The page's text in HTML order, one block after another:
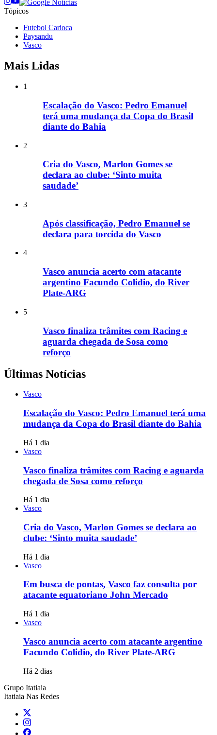
Tópicos
Futebol Carioca
Paysandu
Vasco
Mais Lidas
1
Escalação do Vasco: Pedro Emanuel
terá uma mudança da Copa do Brasil
diante do Bahia
2
Cria do Vasco, Marlon Gomes se
declara ao clube: ‘Sinto muita
saudade’
3
Após classificação, Pedro Emanuel se
declara para torcida do Vasco
4
Vasco anuncia acerto com atacante
argentino Facundo Colidio, do River
Plate-ARG
5
Vasco finaliza trâmites com Racing e
aguarda chegada de Sosa como
reforço
Últimas Notícias
Vasco
Escalação do Vasco: Pedro Emanuel terá uma
mudança da Copa do Brasil diante do Bahia
Há 1 dia
Vasco
Vasco finaliza trâmites com Racing e aguarda
chegada de Sosa como reforço
Há 1 dia
Vasco
Cria do Vasco, Marlon Gomes se declara ao
clube: ‘Sinto muita saudade’
Há 1 dia
Vasco
Em busca de pontas, Vasco faz consulta por
atacante equatoriano John Mercado
Há 1 dia
Vasco
Vasco anuncia acerto com atacante argentino
Facundo Colidio, do River Plate-ARG
Há 2 dias
Grupo Itatiaia
Itatiaia Nas Redes